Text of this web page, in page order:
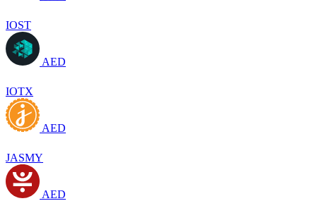
IOST
AED
IOTX
AED
JASMY
AED